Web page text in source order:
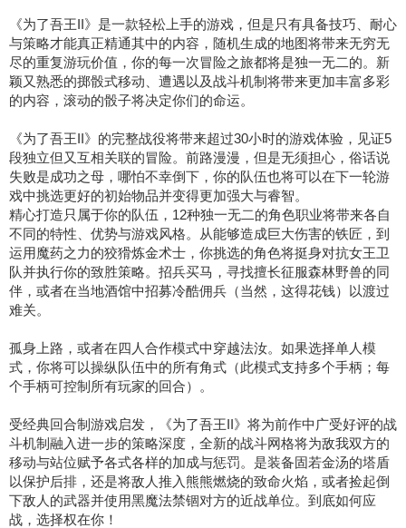
《为了吾王II》是一款轻松上手的游戏，但是只有具备技巧、耐心
与策略才能真正精通其中的内容，随机生成的地图将带来无穷无
尽的重复游玩价值，你的每一次冒险之旅都将是独一无二的。新
颖又熟悉的掷骰式移动、遭遇以及战斗机制将带来更加丰富多彩
的内容，滚动的骰子将决定你们的命运。
《为了吾王II》的完整战役将带来超过30小时的游戏体验，见证5
段独立但又互相关联的冒险。前路漫漫，但是无须担心，俗话说
失败是成功之母，哪怕不幸倒下，你的队伍也将可以在下一轮游
戏中挑选更好的初始物品并变得更加强大与睿智。
精心打造只属于你的队伍，12种独一无二的角色职业将带来各自
不同的特性、优势与游戏风格。从能够造成巨大伤害的铁匠，到
运用魔药之力的狡猾炼金术士，你挑选的角色将挺身对抗女王卫
队并执行你的致胜策略。招兵买马，寻找擅长征服森林野兽的同
伴，或者在当地酒馆中招募冷酷佣兵（当然，这得花钱）以渡过
难关。
孤身上路，或者在四人合作模式中穿越法汝。如果选择单人模
式，你将可以操纵队伍中的所有角式（此模式支持多个手柄；每
个手柄可控制所有玩家的回合）。
受经典回合制游戏启发，《为了吾王II》将为前作中广受好评的战
斗机制融入进一步的策略深度，全新的战斗网格将为敌我双方的
移动与站位赋予各式各样的加成与惩罚。是装备固若金汤的塔盾
以保护后排，还是将敌人推入熊熊燃烧的致命火焰，或者捡起倒
下敌人的武器并使用黑魔法禁锢对方的近战单位。到底如何应
战，选择权在你！